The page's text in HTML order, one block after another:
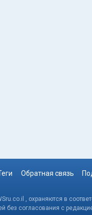
Обратная связь
, охраняются в
без согласования с